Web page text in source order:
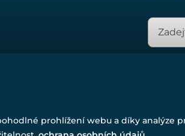
bySimplia.cz, protected by reCAPTCHA.
prohlížení webu a díky analýze